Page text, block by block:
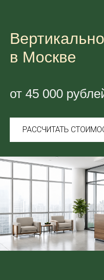
в Москве
от 45 000
РАССЧИТАТЬ